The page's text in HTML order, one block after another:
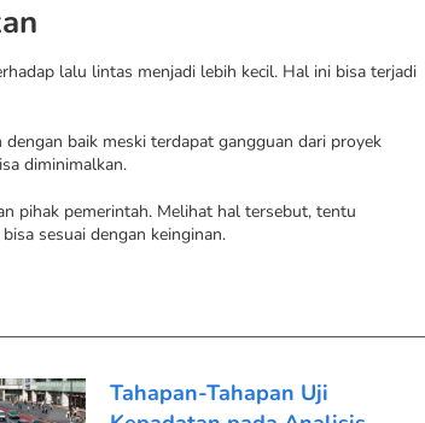
lalu lintas menjadi lebih kecil. Hal ini bisa terjadi
baik meski terdapat gangguan dari proyek
diminimalkan.
pihak pemerintah. Melihat hal tersebut, tentu
sesuai dengan keinginan.
Tahapan-Tahapan Uji